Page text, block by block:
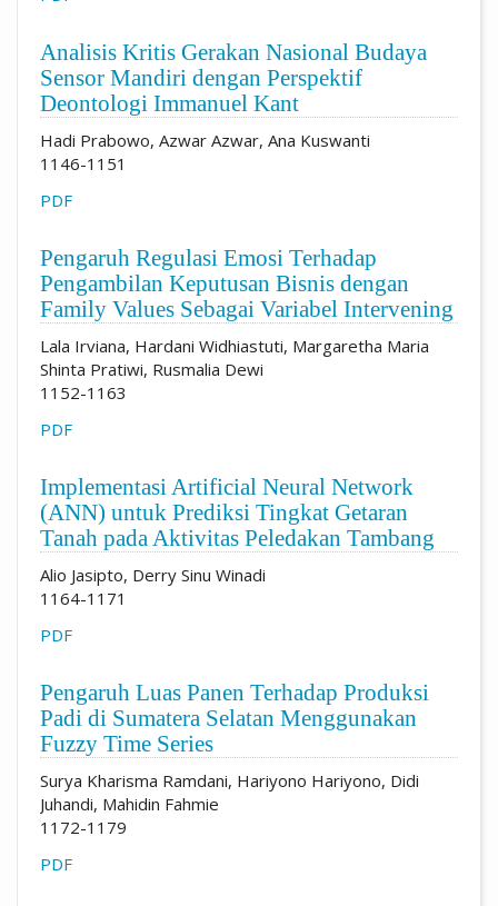
Analisis Kritis Gerakan Nasional Budaya
Sensor Mandiri dengan Perspektif
Deontologi Immanuel Kant
Hadi Prabowo, Azwar Azwar, Ana Kuswanti
1146-1151
PDF
Pengaruh Regulasi Emosi Terhadap
Pengambilan Keputusan Bisnis dengan
Family Values Sebagai Variabel Intervening
Lala Irviana, Hardani Widhiastuti, Margaretha Maria
Shinta Pratiwi, Rusmalia Dewi
1152-1163
PDF
Implementasi Artificial Neural Network
(ANN) untuk Prediksi Tingkat Getaran
Tanah pada Aktivitas Peledakan Tambang
Alio Jasipto, Derry Sinu Winadi
1164-1171
PDF
Pengaruh Luas Panen Terhadap Produksi
Padi di Sumatera Selatan Menggunakan
Fuzzy Time Series
Surya Kharisma Ramdani, Hariyono Hariyono, Didi
Juhandi, Mahidin Fahmie
1172-1179
PDF